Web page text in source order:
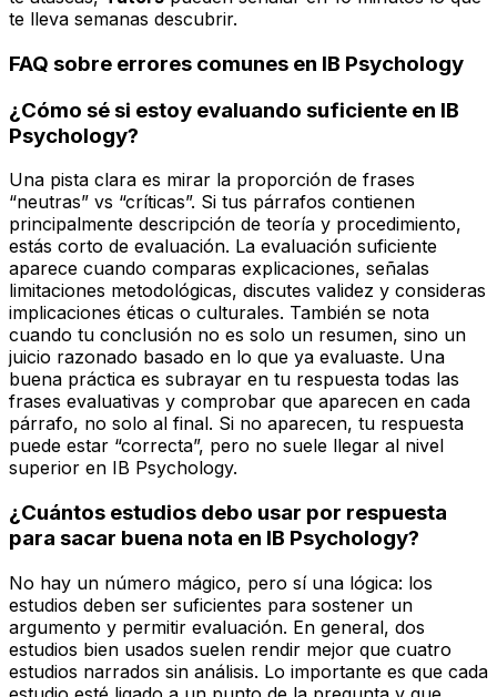
te lleva semanas descubrir.
FAQ sobre errores comunes en IB Psychology
¿Cómo sé si estoy evaluando suficiente en IB
Psychology?
Una pista clara es mirar la proporción de frases
“neutras” vs “críticas”. Si tus párrafos contienen
principalmente descripción de teoría y procedimiento,
estás corto de evaluación. La evaluación suficiente
aparece cuando comparas explicaciones, señalas
limitaciones metodológicas, discutes validez y consideras
implicaciones éticas o culturales. También se nota
cuando tu conclusión no es solo un resumen, sino un
juicio razonado basado en lo que ya evaluaste. Una
buena práctica es subrayar en tu respuesta todas las
frases evaluativas y comprobar que aparecen en cada
párrafo, no solo al final. Si no aparecen, tu respuesta
puede estar “correcta”, pero no suele llegar al nivel
superior en IB Psychology.
¿Cuántos estudios debo usar por respuesta
para sacar buena nota en IB Psychology?
No hay un número mágico, pero sí una lógica: los
estudios deben ser suficientes para sostener un
argumento y permitir evaluación. En general, dos
estudios bien usados suelen rendir mejor que cuatro
estudios narrados sin análisis. Lo importante es que cada